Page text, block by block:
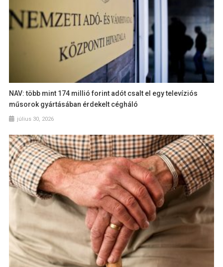
NAV: több mint 174 millió forint adót csalt el egy televíziós
műsorok gyártásában érdekelt cégháló
július 30, 2026